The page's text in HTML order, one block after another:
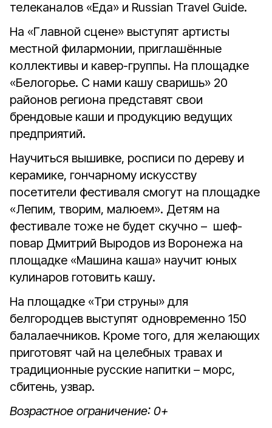
телеканалов «Еда» и Russian Travel Guidе.
На «Главной сцене» выступят артисты
местной филармонии, приглашённые
коллективы и кавер-группы. На площадке
«Белогорье. С нами кашу сваришь» 20
районов региона представят свои
брендовые каши и продукцию ведущих
предприятий.
Научиться вышивке, росписи по дереву и
керамике, гончарному искусству
посетители фестиваля смогут на площадке
«Лепим, творим, малюем». Детям на
фестивале тоже не будет скучно – шеф-
повар Дмитрий Выродов из Воронежа на
площадке «Машина каша» научит юных
кулинаров готовить кашу.
На площадке «Три струны» для
белгородцев выступят одновременно 150
балалаечников. Кроме того, для желающих
приготовят чай на целебных травах и
традиционные русские напитки – морс,
сбитень, узвар.
Возрастное ограничение: 0+